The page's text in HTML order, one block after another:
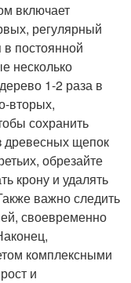
включает
регулярный
постоянной
несколько
1-2 раза в
вторых,
сохранить
древесных щепок
обрезайте
крону и удалять
важно следить
своевременно
комплексными
и